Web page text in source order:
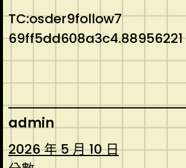
TC:osder9follow7
69ff5dd608a3c4.88956221
admin
2026 年 5 月 10 日